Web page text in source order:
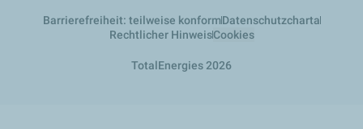
Barrierefreiheit: teilweise konformDatenschutzcharta
Rechtlicher HinweisCookies
TotalEnergies 2026